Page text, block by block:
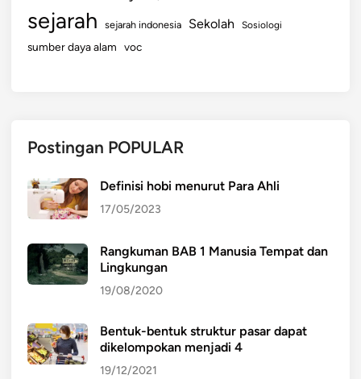
sejarah sejarah indonesia Sekolah Sosiologi
sumber daya alam voc
Postingan POPULAR
Definisi hobi menurut Para Ahli
17/05/2023
Rangkuman BAB 1 Manusia Tempat dan
Lingkungan
19/08/2020
Bentuk-bentuk struktur pasar dapat
dikelompokan menjadi 4
19/12/2021